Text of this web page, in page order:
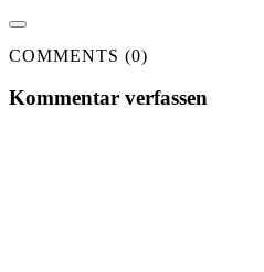
COMMENTS (0)
Kommentar verfassen